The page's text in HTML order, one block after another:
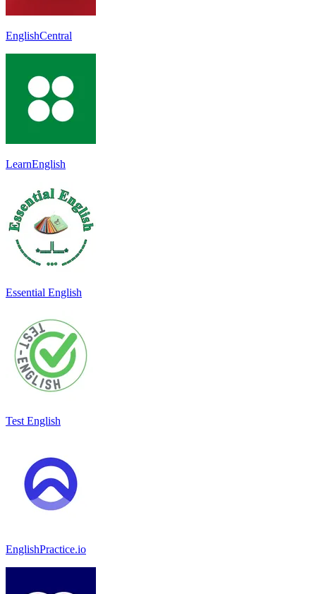
EnglishCentral
LearnEnglish
Essential English
Test English
EnglishPractice.io